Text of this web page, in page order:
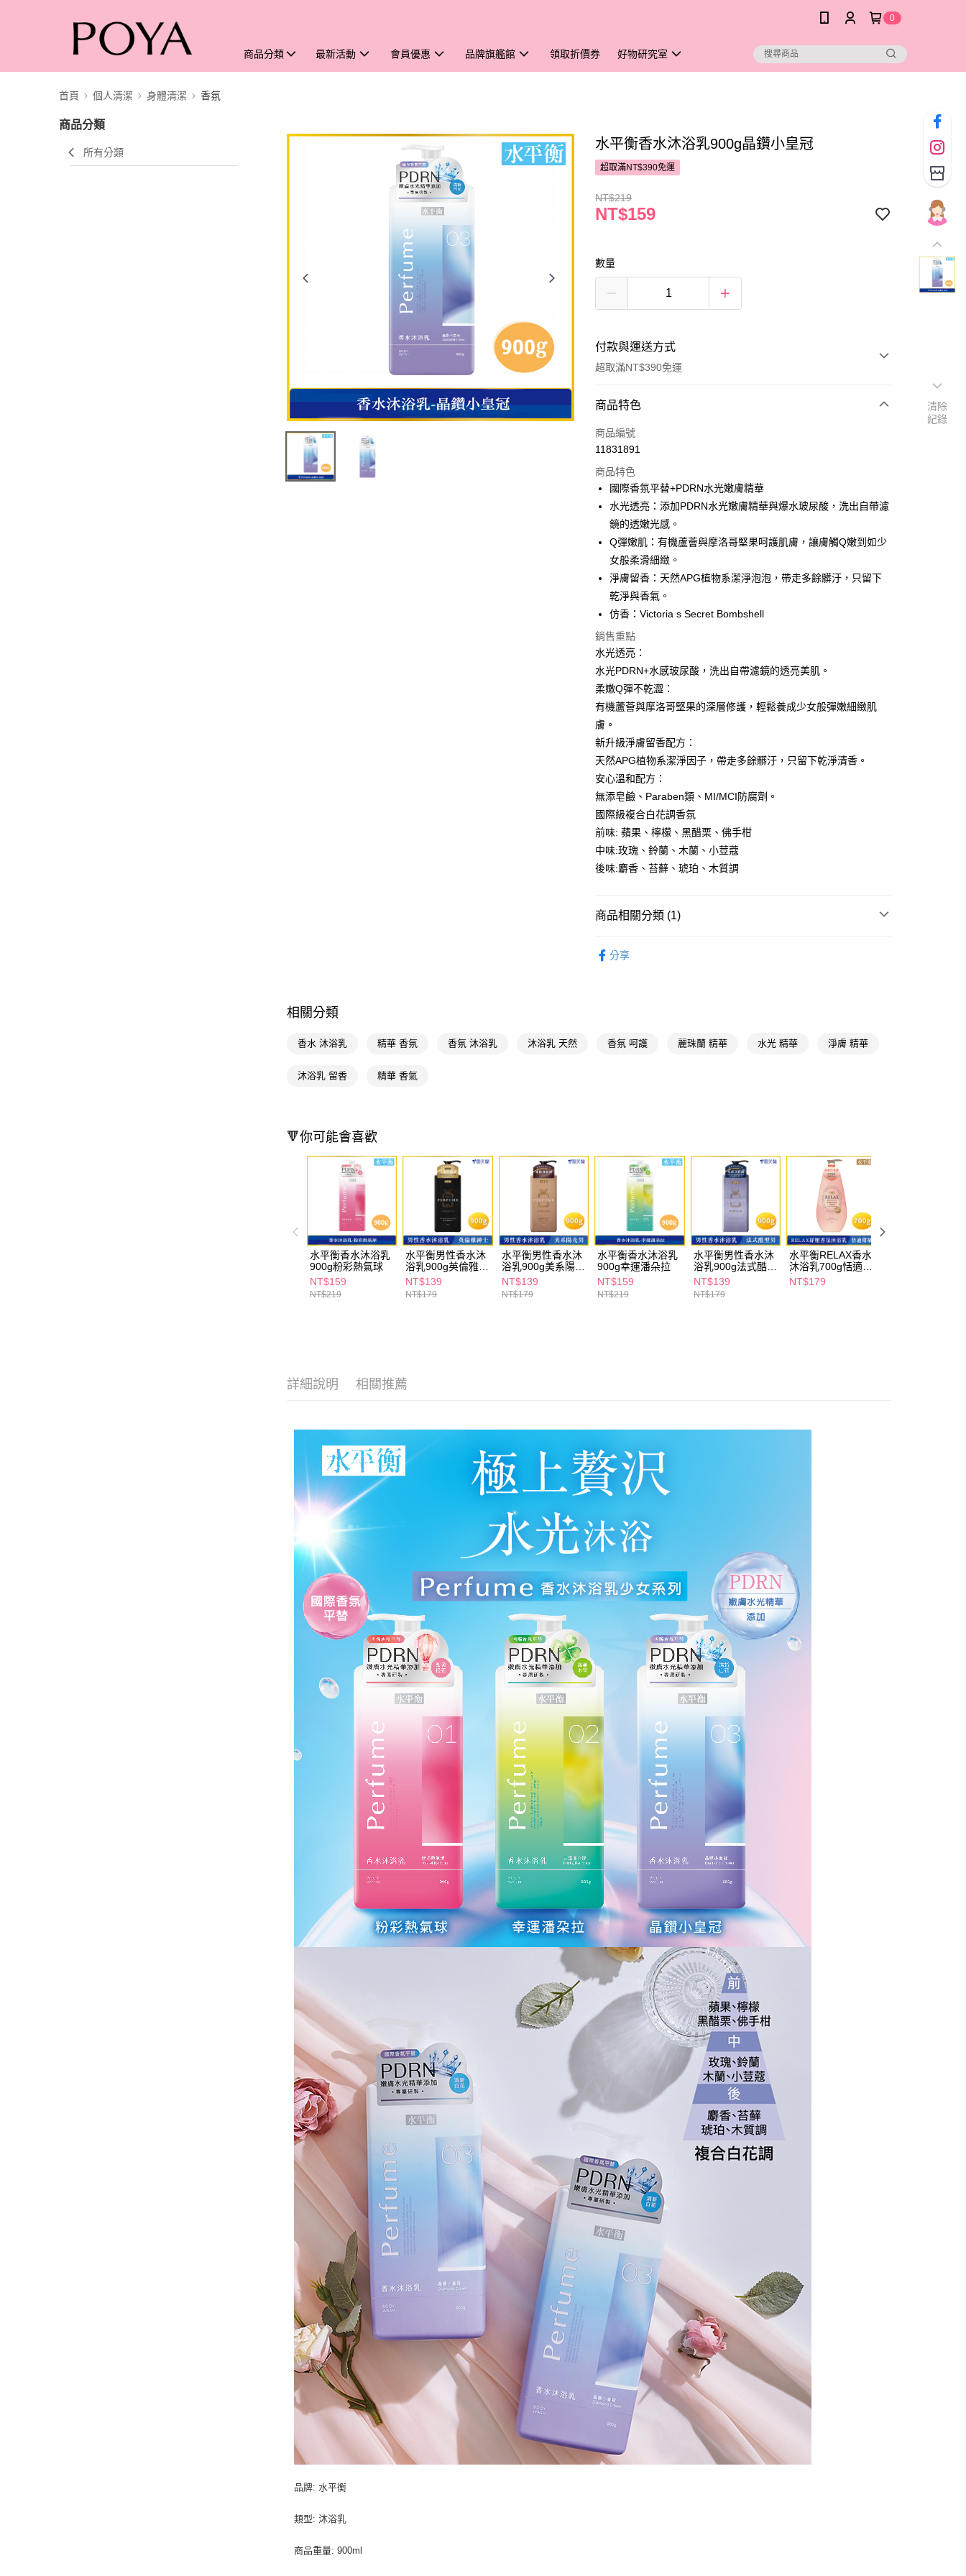
0
商品分類 最新活動 會員優惠 品牌旗艦館 領取折價券 好物研究室
首頁 個人清潔 身體清潔 香氛
商品分類
所有分類
水平衡香水沐浴乳900g晶鑽小皇冠
超取滿NT$390免運
NT$219
NT$159
數量
付款與運送方式
超取滿NT$390免運
付款方式
POYA支付
超商取貨付款
LINE Pay
Apple Pay
街口支付
悠遊付
Google Pay
AFTEE先享後付
相關說明
【關於「AFTEE先享後付」】
AFTEE先享後付是「在收到商品之後才付款」的支付方式。 讓您購物簡單
便利好安心！
１．簡單：不需註冊會員、不需綁卡、不需儲值。
２．便利：只要手機號碼，簡訊認證，即可結帳。
３．安心：先確認商品／服務後，再付款。
【「AFTEE先享後付」結帳流程】
１．於結帳方式選擇「AFTEE先享後付」後，將跳轉至「AFTEE先享後
付」結帳頁面，進行簡訊認證並確認金額後，即可完成結帳。
２．訂單成立數日內，您將收到繳費通知簡訊。
３．收到繳費通知簡訊後14天內，點擊此簡訊中的連結，可透過四大超商
／ATM／網路銀行／等多元方式進行付款，方視為交易完成。
絡購買商品的店家。未經商家同意取消之訂單仍視為有效，需透過AFTEE
先享後付繳納相關費用。
付客戶支援中心」
交易，需依本服務之必要範圍內提供個人資料，並將交易相關給付款項請
任。
４．使用「AFTEE先享後付」時，將依據個別帳號之用戶狀況，依本公司
即享券
運送方式
全家取貨付款
每筆NT$65，滿NT$390(含以上)免運費
付款後全家取貨
每筆NT$65，滿NT$390(含以上)免運費
萊爾富取貨付款
每筆NT$65，滿NT$490(含以上)免運費
每筆NT$65，滿NT$490(含以上)免運費
每筆NT$65，滿NT$490(含以上)免運費
商品特色
商品編號
11831891
商品特色
國際香氛平替+PDRN水光嫩膚精華
水光透亮：添加PDRN水光嫩膚精華與爆水玻尿酸，洗出自帶濾
鏡的透嫩光感。
Q彈嫩肌：有機蘆薈與摩洛哥堅果呵護肌膚，讓膚觸Q嫩到如少
女般柔滑細緻。
淨膚留香：天然APG植物系潔淨泡泡，帶走多餘髒汙，只留下
乾淨與香氣。
仿香：Victoria s Secret Bombshell
銷售重點
水光透亮：
水光PDRN+水感玻尿酸，洗出自帶濾鏡的透亮美肌。
柔嫩Q彈不乾澀：
有機蘆薈與摩洛哥堅果的深層修護，輕鬆養成少女般彈嫩細緻肌
膚。
新升級淨膚留香配方：
天然APG植物系潔淨因子，帶走多餘髒汙，只留下乾淨清香。
安心溫和配方：
無添皂鹼、Paraben類、MI/MCI防腐劑。
國際級複合白花調香氛
前味: 蘋果、檸檬、黑醋栗、佛手柑
中味:玫瑰、鈴蘭、木蘭、小荳蔻
後味:麝香、苔蘚、琥珀、木質調
商品相關分類 (1)
分享
相關分類
香水 沐浴乳 精華 香氛 香氛 沐浴乳 沐浴乳 天然 香氛 呵護 麗珠蘭 精華 水光 精華 淨膚 精華
沐浴乳 留香 精華 香氣
🔻你可能會喜歡
水平衡香水沐浴乳
900g粉彩熱氣球
NT$159
NT$219
水平衡男性香水沐
浴乳900g英倫雅紳
士
NT$139
NT$179
水平衡男性香水沐
浴乳900g美系陽光
男
NT$139
NT$179
水平衡香水沐浴乳
900g幸運潘朵拉
NT$159
NT$219
水平衡男性香水沐
浴乳900g法式酷型
男
NT$139
NT$179
水平衡RELAX香水
沐浴乳700g恬適柑
橘
NT$179
詳細說明 相關推薦
品牌: 水平衡
類型: 沐浴乳
商品重量: 900ml
清除
紀錄